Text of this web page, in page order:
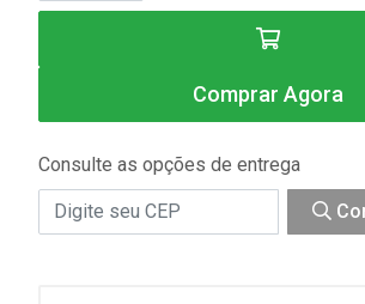
Comprar Agora
Consulte as opções de entrega